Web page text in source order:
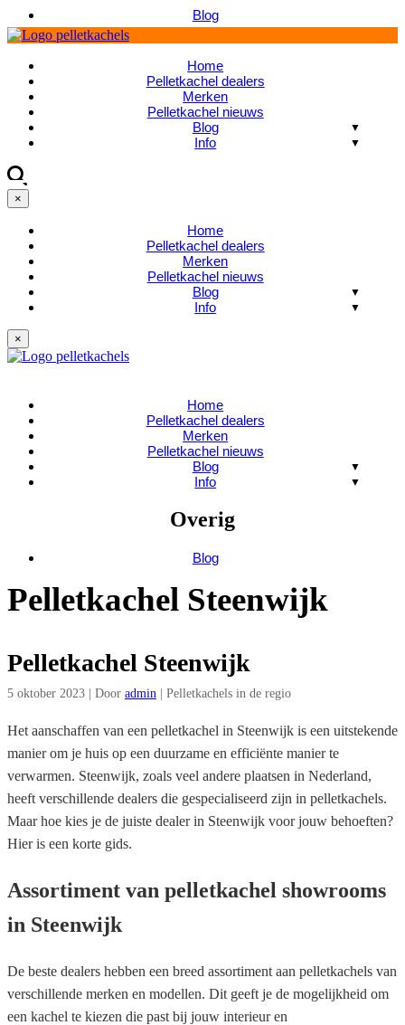
Blog
Home
Pelletkachel dealers
Merken
Pelletkachel nieuws
Blog
Info
×
Home
Pelletkachel dealers
Merken
Pelletkachel nieuws
Blog
Info
×
Home
Pelletkachel dealers
Merken
Pelletkachel nieuws
Blog
Info
Overig
Blog
Pelletkachel Steenwijk
Pelletkachel Steenwijk
5 oktober 2023 Door admin Pelletkachels in de regio
Het aanschaffen van een pelletkachel in Steenwijk is een uitstekende
manier om je huis op een duurzame en efficiënte manier te
verwarmen. Steenwijk, zoals veel andere plaatsen in Nederland,
heeft verschillende dealers die gespecialiseerd zijn in pelletkachels.
Maar hoe kies je de juiste dealer in Steenwijk voor jouw behoeften?
Hier is een korte gids.
Assortiment van pelletkachel showrooms
in Steenwijk
De beste dealers hebben een breed assortiment aan pelletkachels van
verschillende merken en modellen. Dit geeft je de mogelijkheid om
een kachel te kiezen die past bij jouw interieur en